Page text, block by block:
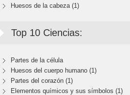
Huesos de la cabeza (1)
Top 10 Ciencias:
Partes de la célula
Huesos del cuerpo humano (1)
Partes del corazón (1)
Elementos químicos y sus símbolos (1)